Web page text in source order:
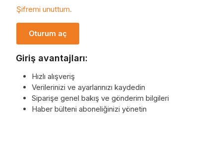
Şifremi unuttum.
Oturum aç
Giriş avantajları:
Hızlı alışveriş
Verilerinizi ve ayarlarınızı kaydedin
Siparişe genel bakış ve gönderim bilgileri
Haber bülteni aboneliğinizi yönetin